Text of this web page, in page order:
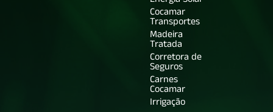
Cocamar
Transportes
Madeira
Tratada
Corretora de
Seguros
Carnes
Cocamar
Irrigação